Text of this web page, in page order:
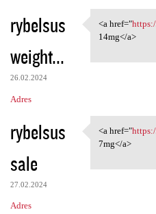
a
z
e
rybelsus
weight...
26.02.2024
Adres
<a
<a href="
14mg</a>
rybelsus
sale
27.02.2024
Adres
<a
<a href="
7mg</a>